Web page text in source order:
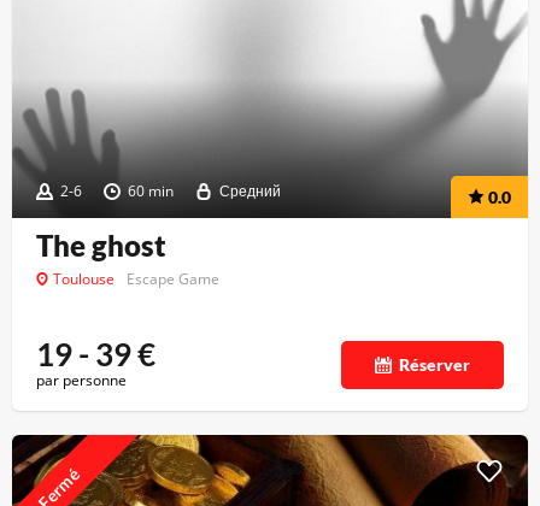
2-6 60 min Средний 0.0
The ghost
Toulouse Escape Game
19 - 39€
par personne
Réserver
Fermé